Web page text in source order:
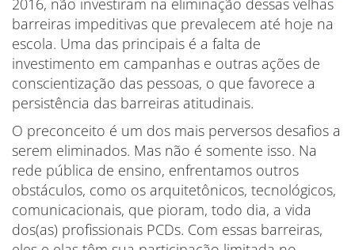
2016, não investiram na eliminação dessas velhas
barreiras impeditivas que prevalecem até hoje na
escola. Uma das principais é a falta de
investimento em campanhas e outras ações de
conscientização das pessoas, o que favorece a
persistência das barreiras atitudinais.
O preconceito é um dos mais perversos desafios a
serem eliminados. Mas não é somente isso. Na
rede pública de ensino, enfrentamos outros
obstáculos, como os arquitetônicos, tecnológicos,
comunicacionais, que pioram, todo dia, a vida
dos(as) profissionais PCDs. Com essas barreiras,